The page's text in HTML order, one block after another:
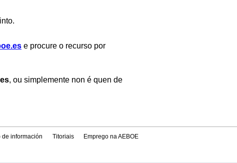
e procure o recurso por
, ou simplemente non é quen de
de información Titoriais Emprego na AEBOE